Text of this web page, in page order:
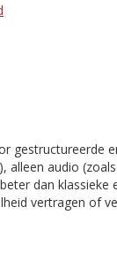
gestructureerde
alleen audio
dan klassieke
vertragen of